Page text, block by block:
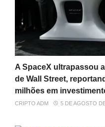
A SpaceX ultrapassou
de Wall Street,
milhões em
CRIPTO ADM 5 DE AGOSTO